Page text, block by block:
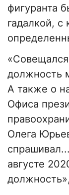
фигуранта
гадалкой, с
должность
А также о
Офиса
Олега
августе